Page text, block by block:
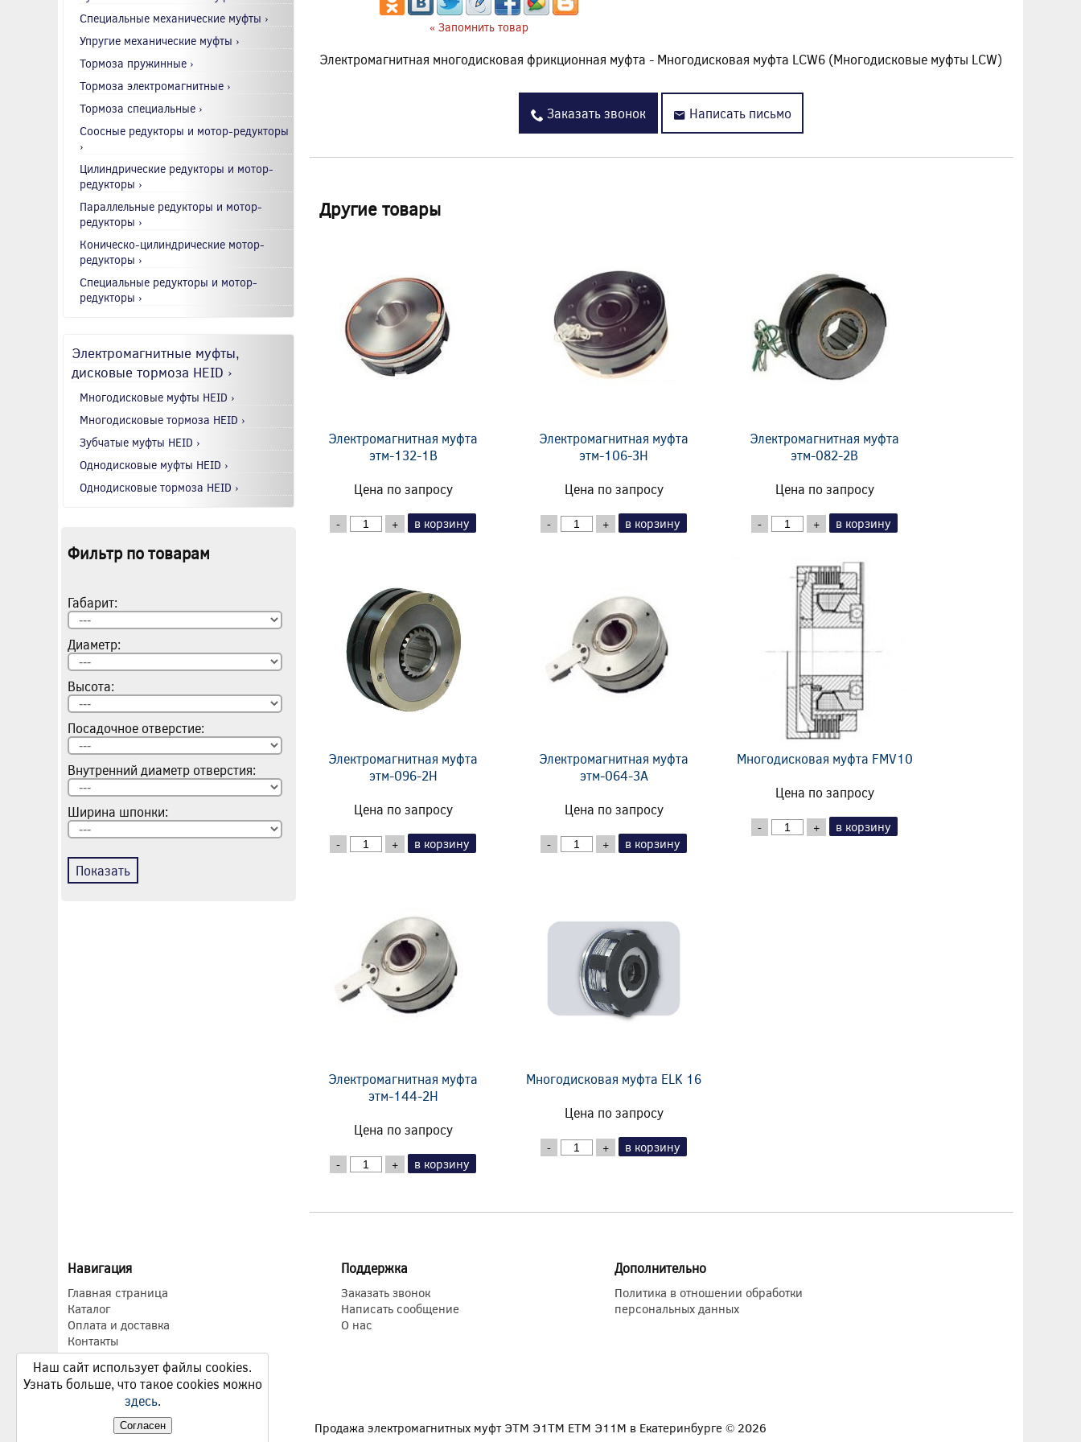
Специальные механические муфты ›
Упругие механические муфты ›
Тормоза пружинные ›
Тормоза электромагнитные ›
Тормоза специальные ›
Соосные редукторы и мотор-редукторы
›
Цилиндрические редукторы и мотор-
редукторы ›
Параллельные редукторы и мотор-
редукторы ›
Коническо-цилиндрические мотор-
редукторы ›
Специальные редукторы и мотор-
редукторы ›
Электромагнитные муфты,
дисковые тормоза HEID ›
Многодисковые муфты HEID ›
Многодисковые тормоза HEID ›
Зубчатые муфты HEID ›
Однодисковые муфты HEID ›
Однодисковые тормоза HEID ›
Фильтр по товарам
Габарит:
Диаметр:
Высота:
Посадочное отверстие:
Внутренний диаметр отверстия:
Ширина шпонки:
Показать
« Запомнить товар
Электромагнитная многодисковая фрикционная муфта - Многодисковая муфта LCW6 (Многодисковые муфты LCW)
Заказать звонок Написать письмо
Другие товары
Электромагнитная муфта
этм-132-1В
Цена по запросу
- + в корзину
Электромагнитная муфта
этм-106-3Н
Цена по запросу
- + в корзину
Электромагнитная муфта
этм-082-2В
Цена по запросу
- + в корзину
Электромагнитная муфта
этм-096-2Н
Цена по запросу
- + в корзину
Электромагнитная муфта
этм-064-3А
Цена по запросу
- + в корзину
Многодисковая муфта FMV10
Цена по запросу
- + в корзину
Электромагнитная муфта
этм-144-2Н
Цена по запросу
- + в корзину
Многодисковая муфта ELK 16
Цена по запросу
- + в корзину
Навигация
Главная страница
Каталог
Оплата и доставка
Контакты
Поддержка
Заказать звонок
Написать сообщение
О нас
Дополнительно
Политика в отношении обработки
персональных данных
Продажа электромагнитных муфт ЭТМ Э1ТМ ETM Э11М в Екатеринбурге © 2026
Наш сайт использует файлы cookies.
Узнать больше, что такое cookies можно
здесь.
Согласен